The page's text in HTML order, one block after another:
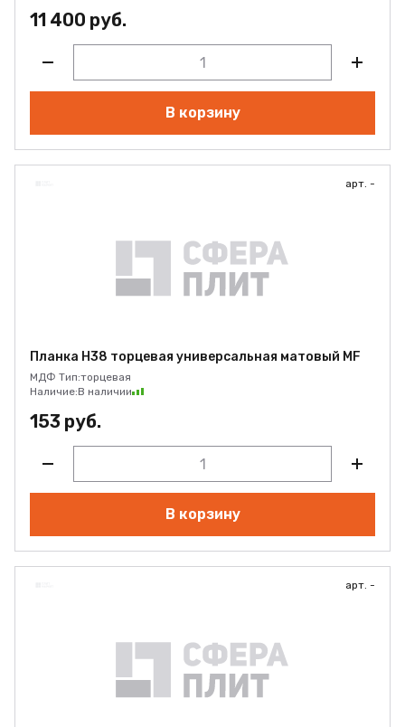
11 400 руб.
В корзину
арт. -
Планка Н38 торцевая универсальная матовый MF
МДФ Тип:торцевая
Наличие:В наличии
153 руб.
В корзину
арт. -